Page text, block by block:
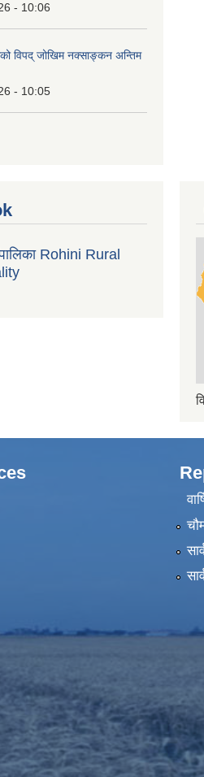
- 10:06
विपद् जोखिम नक्साङ्कन अन्तिम
- 10:05
Rohini Rural